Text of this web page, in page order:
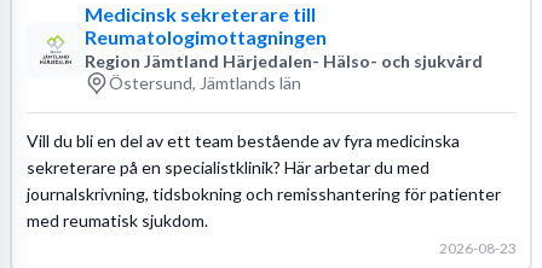
Medicinsk sekreterare till
Reumatologimottagningen
Region Jämtland Härjedalen- Hälso- och sjukvård
Östersund, Jämtlands län
Vill du bli en del av ett team bestående av fyra medicinska
sekreterare på en specialistklinik? Här arbetar du med
journalskrivning, tidsbokning och remisshantering för patienter
med reumatisk sjukdom.
2026-08-23